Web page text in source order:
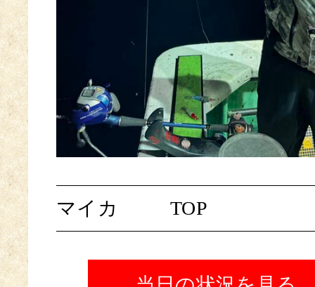
マイカ TOP